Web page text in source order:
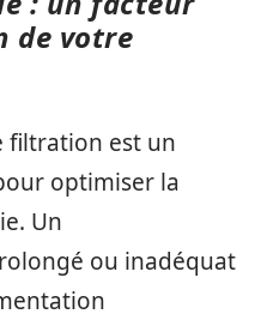
de votre
filtration est un
optimiser la
Un
ou inadéquat